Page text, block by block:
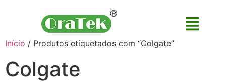
Início / Produtos etiquetados com “Colgate”
Colgate